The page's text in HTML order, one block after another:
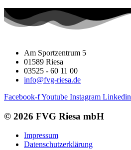
Am Sportzentrum 5
01589 Riesa
03525 - 60 11 00
info@fvg-riesa.de
Facebook-fYoutube Instagram Linkedin
© 2026 FVG Riesa mbH
Impressum
Datenschutzerklärung